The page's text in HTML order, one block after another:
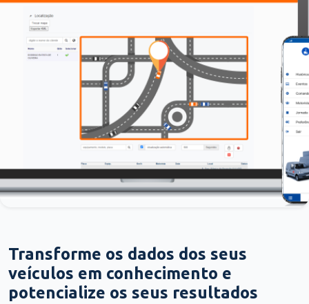
Transforme os dados dos seus
veículos em conhecimento e
potencialize os seus resultados